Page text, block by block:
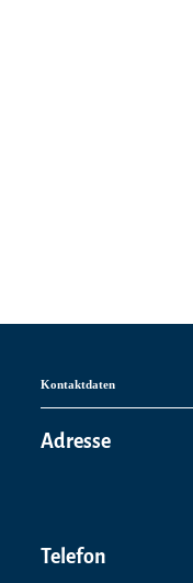
Kontaktdaten
Adresse
Telefon